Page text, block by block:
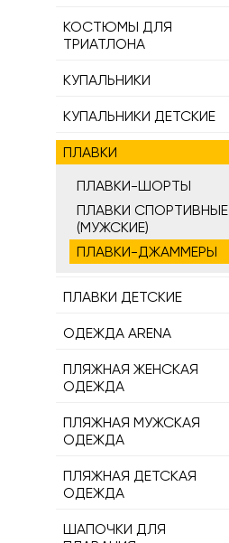
КОСТЮМЫ ДЛЯ
ТРИАТЛОНА
КУПАЛЬНИКИ
КУПАЛЬНИКИ ДЕТСКИЕ
ПЛАВКИ
ПЛАВКИ-ШОРТЫ
ПЛАВКИ СПОРТИВНЫЕ
(МУЖСКИЕ)
ПЛАВКИ-ДЖАММЕРЫ
ПЛАВКИ ДЕТСКИЕ
ОДЕЖДА ARENA
ПЛЯЖНАЯ ЖЕНСКАЯ
ОДЕЖДА
ПЛЯЖНАЯ МУЖСКАЯ
ОДЕЖДА
ПЛЯЖНАЯ ДЕТСКАЯ
ОДЕЖДА
ШАПОЧКИ ДЛЯ